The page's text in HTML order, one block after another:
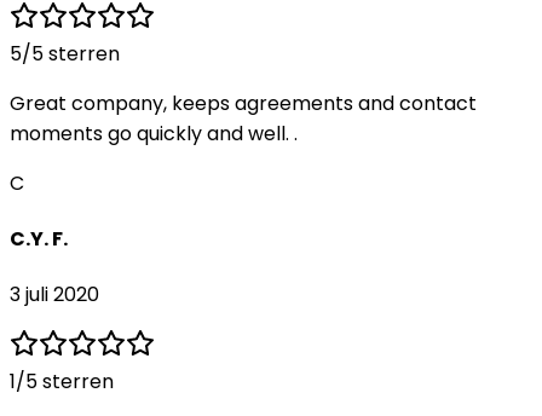
5/5 sterren
Great company, keeps agreements and contact
moments go quickly and well. .
C
C.Y. F.
3 juli 2020
1/5 sterren